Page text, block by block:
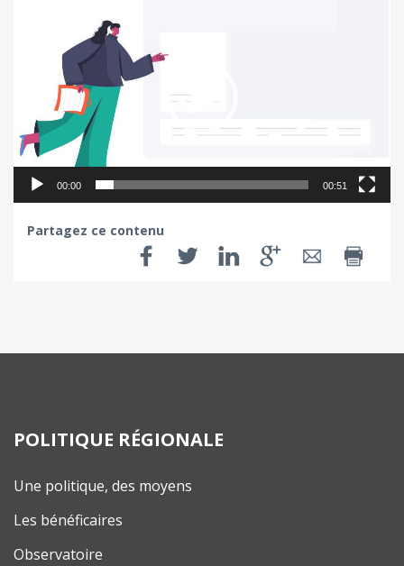
00:00 00:51
Partagez ce contenu
POLITIQUE RÉGIONALE
Une politique, des moyens
Les bénéficaires
Observatoire